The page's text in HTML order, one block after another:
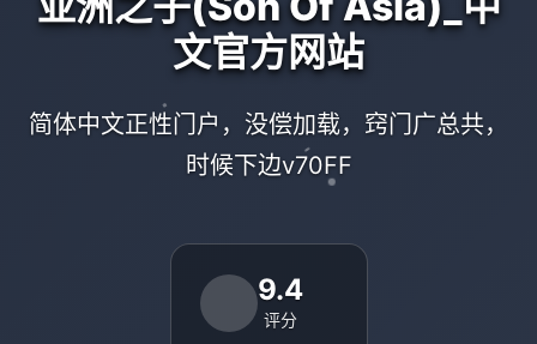
文官方网站
简体中文正性门户，没偿加载，窍门广总共，
时候下边v70FF
9.4
评分